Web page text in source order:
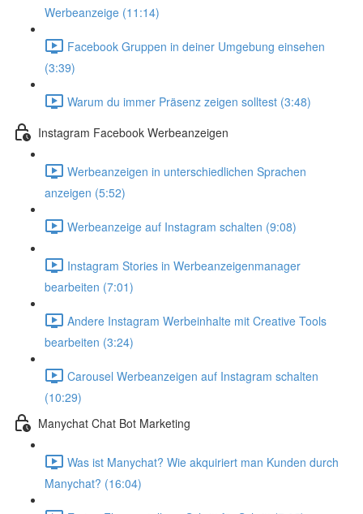
Werbeanzeige (11:14)
Facebook Gruppen in deiner Umgebung einsehen
(3:39)
Warum du immer Präsenz zeigen solltest (3:48)
Instagram Facebook Werbeanzeigen
Werbeanzeigen in unterschiedlichen Sprachen
anzeigen (5:52)
Werbeanzeige auf Instagram schalten (9:08)
Instagram Stories in Werbeanzeigenmanager
bearbeiten (7:01)
Andere Instagram Werbeinhalte mit Creative Tools
bearbeiten (3:24)
Carousel Werbeanzeigen auf Instagram schalten
(10:29)
Manychat Chat Bot Marketing
Was ist Manychat? Wie akquiriert man Kunden durch
Manychat? (16:04)